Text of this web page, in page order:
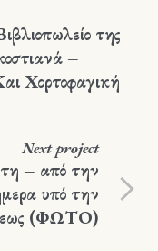
της
–
Χορτοφαγική
Nextproject
– από την
υπό την
(ΦΩΤΟ)